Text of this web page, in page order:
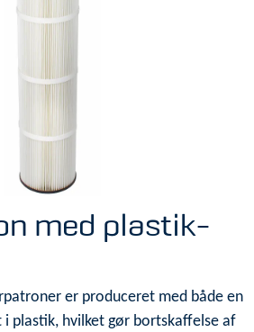
med plastik-
er produceret med både en
plastik, hvilket gør bortskaffelse af